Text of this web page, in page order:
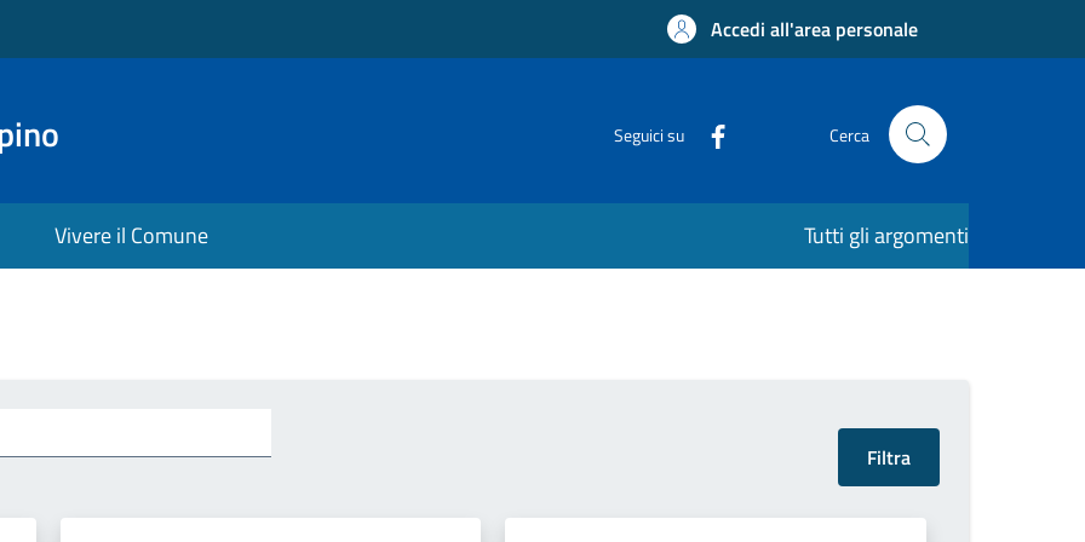
Accedi all'area personale
Seguici su Cerca
Vivere il Comune Tutti gli argomenti